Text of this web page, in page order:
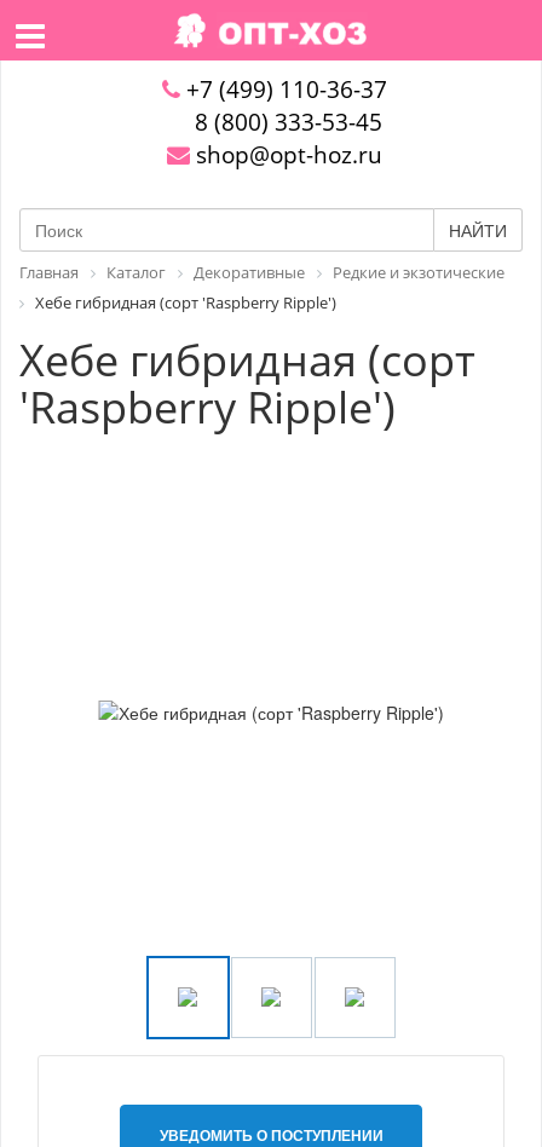
+7 (499) 110-36-37
8 (800) 333-53-45
shop@opt-hoz.ru
НАЙТИ
Главная Каталог Декоративные
Редкие и экзотические
Хебе гибридная (сорт 'Raspberry Ripple')
Хебе гибридная (сорт
'Raspberry Ripple')
УВЕДОМИТЬ О ПОСТУПЛЕНИИ